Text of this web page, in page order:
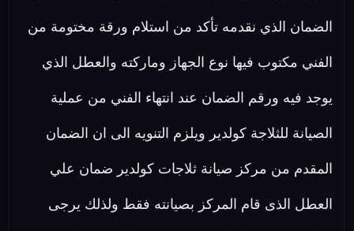
الضمان الذي نقدمه تأكد من استلام ورقة مختومة من
الفني مكتوب فيها نوع الجهاز وماركته والعطل الذي
يوجد فيه ورقم الضمان عند انتهاء الفني من عملية
الصيانة للثلاجة كولدير ويلزم التنويه الى ان الضمان
المقدم من مركز صيانة ثلاجات كولدير ضمان علي
العطل الذى قام المركز بصيانته فقط ولذلك يرجى